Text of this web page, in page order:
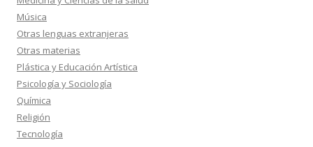
Música
Otras lenguas extranjeras
Otras materias
Plástica y Educación Artística
Psicología y Sociología
Química
Religión
Tecnología